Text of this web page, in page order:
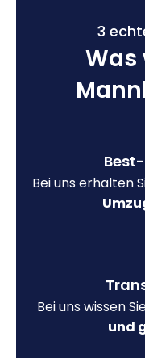
3
Was
Bei uns erhalten
Bei uns wissen
und